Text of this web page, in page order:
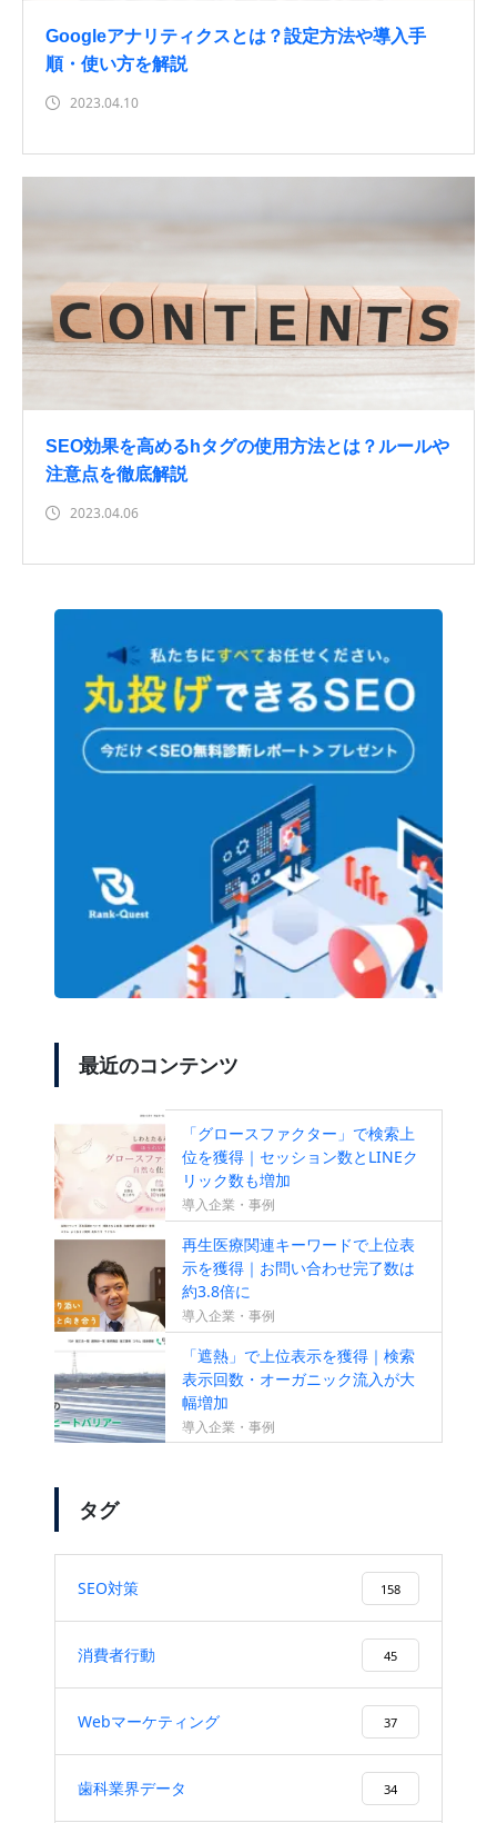
Googleアナリティクスとは？設定方法や導入手
順・使い方を解説
2023.04.10
SEO効果を高めるhタグの使用方法とは？ルールや
注意点を徹底解説
2023.04.06
最近のコンテンツ
「グロースファクター」で検索上
位を獲得｜セッション数とLINEク
リック数も増加
導入企業・事例
再生医療関連キーワードで上位表
示を獲得｜お問い合わせ完了数は
約3.8倍に
導入企業・事例
「遮熱」で上位表示を獲得｜検索
表示回数・オーガニック流入が大
幅増加
導入企業・事例
タグ
SEO対策 158
消費者行動 45
Webマーケティング 37
歯科業界データ 34